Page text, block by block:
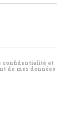
confidentialité et
de mes données